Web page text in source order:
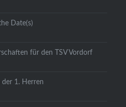
Date(s)
für den TSV Vordorf
der 1. Herren